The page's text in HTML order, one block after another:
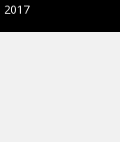
2017